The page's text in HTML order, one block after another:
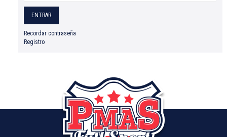
Recordar contraseña
Registro